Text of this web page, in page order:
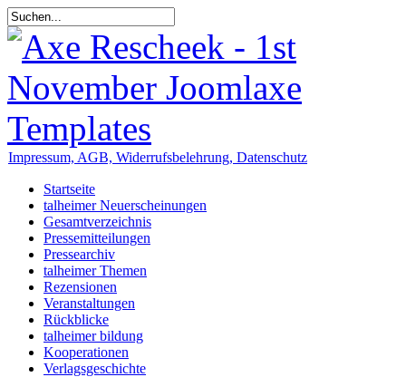
Impressum, AGB, Widerrufsbelehrung, Datenschutz
Startseite
talheimer Neuerscheinungen
Gesamtverzeichnis
Pressemitteilungen
Pressearchiv
talheimer Themen
Rezensionen
Veranstaltungen
Rückblicke
talheimer bildung
Kooperationen
Verlagsgeschichte